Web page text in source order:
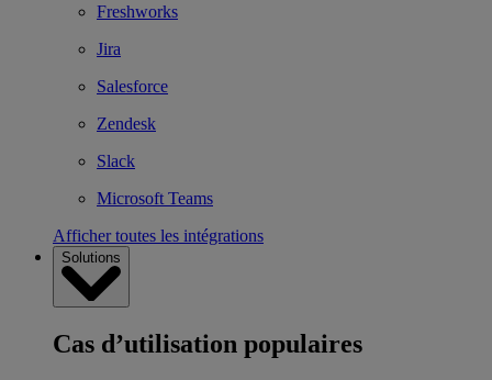
Freshworks
Jira
Salesforce
Zendesk
Slack
Microsoft Teams
Afficher toutes les intégrations
Solutions
Cas d’utilisation populaires